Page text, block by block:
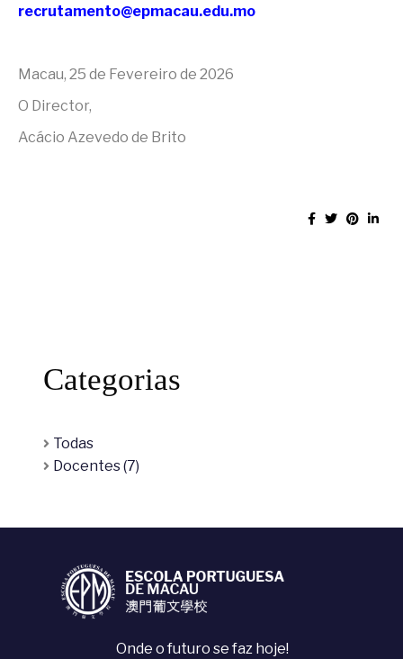
recrutamento@epmacau.edu.mo
Macau, 25 de Fevereiro de 2026
O Director,
Acácio Azevedo de Brito
Categorias
Todas
Docentes (7)
Onde o futuro se faz hoje!